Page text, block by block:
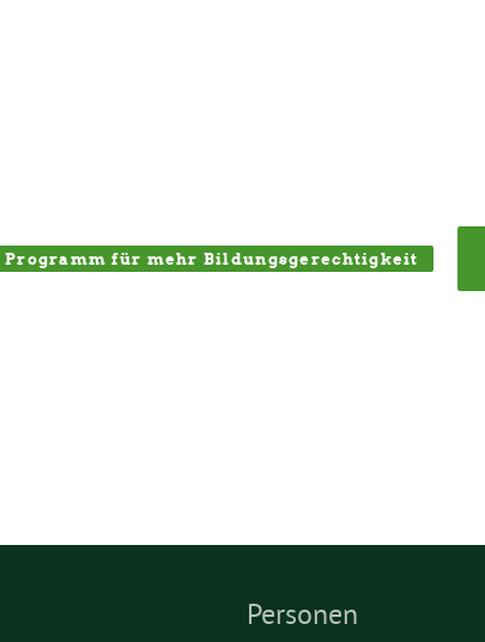
Programm für mehr Bildungsgerechtigkeit
Personen